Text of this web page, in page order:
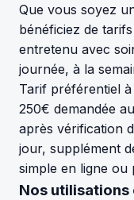
Que vous soyez
bénéficiez de
entretenu avec
journée, à la
Tarif préférentiel
250€ demandée
après vérification
jour, supplément
simple en ligne
Nos